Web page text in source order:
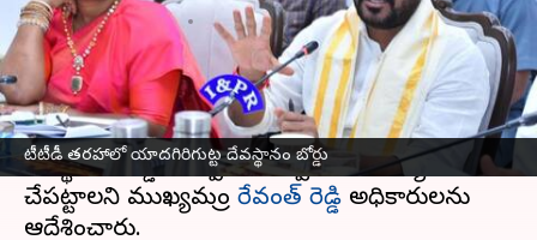
టీటీడీ తరహాలో యాదగిరిగుట్ట దేవస్థానం బోర్డు
వ్రాసిన వారు Sirish Praharaju Jan 30, 2025 09:37 am
ఈ వార్తాకథనం ఏంటి
తిరుమల తిరుపతి దేవస్థానాల తరహాలోనే యాదగిరిగుట్ట
దేవస్థానం బోర్డు ఏర్పాటుకు త్వరితగతిన చర్యలు
చేపట్టాలని ముఖ్యమంత్రి రేవంత్ రెడ్డి అధికారులను
ఆదేశించారు.